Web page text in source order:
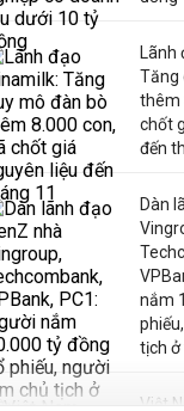
Lãnh
Tăng
thêm
chốt
đến
Dàn
nắm
tịch ở
Việt